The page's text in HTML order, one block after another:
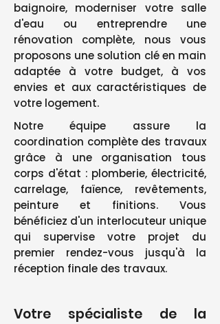
baignoire, moderniser votre salle
d'eau ou entreprendre une
rénovation complète, nous vous
proposons une solution clé en main
adaptée à votre budget, à vos
envies et aux caractéristiques de
votre logement.
Notre équipe assure la
coordination complète des travaux
grâce à une organisation tous
corps d'état : plomberie, électricité,
carrelage, faïence, revêtements,
peinture et finitions. Vous
bénéficiez d'un interlocuteur unique
qui supervise votre projet du
premier rendez-vous jusqu'à la
réception finale des travaux.
Votre spécialiste de la